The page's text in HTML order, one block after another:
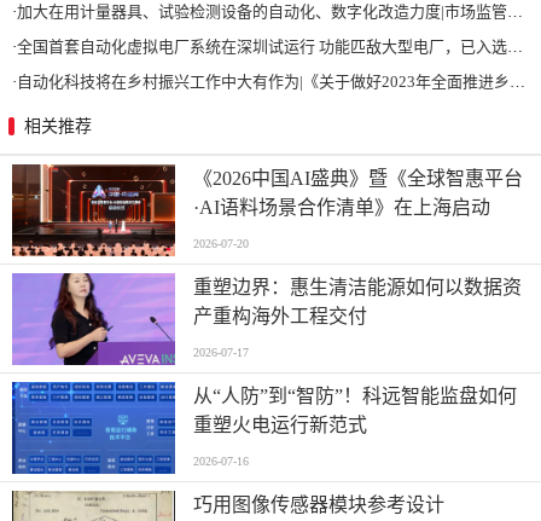
·加大在用计量器具、试验检测设备的自动化、数字化改造力度|市场监管总局 工业和信息化部 关于促进企业计量能力提升的指导意见
·全国首套自动化虚拟电厂系统在深圳试运行 功能匹敌大型电厂，已入选国际典型案例
· 自动化科技将在乡村振兴工作中大有作为|《关于做好2023年全面推进乡村振兴重点工作的意见》发布
相关推荐
《2026中国AI盛典》暨《全球智惠平台
·AI语料场景合作清单》在上海启动
2026-07-20
重塑边界：惠生清洁能源如何以数据资
产重构海外工程交付
2026-07-17
从“人防”到“智防”！科远智能监盘如何
重塑火电运行新范式
2026-07-16
巧用图像传感器模块参考设计